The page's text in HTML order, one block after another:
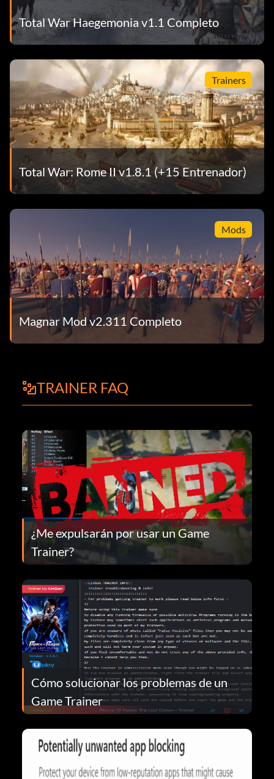
Total War Haegemonia v1.1 Completo
Trainers
Total War: Rome II v1.8.1 (+15 Entrenador)
Mods
Magnar Mod v2.311 Completo
TRAINER FAQ
¿Me expulsarán por usar un Game
Trainer?
Cómo solucionar los problemas de un
Game Trainer